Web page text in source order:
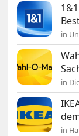
in
in
in